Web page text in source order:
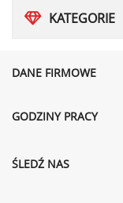
KATEGORIE
DANE FIRMOWE
GODZINY PRACY
ŚLEDŹ NAS